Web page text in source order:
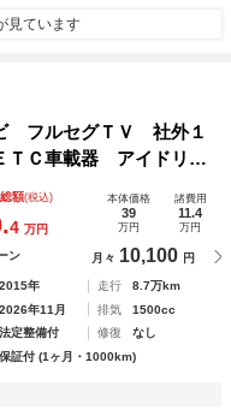
見ています
フルセグＴＶ 社外１
Ｃ車載器 アイドリン
キー Ｐスタート
額(税込)
4 万円
本体価格
39
万円
諸費用
11.4
万円
ン 月々 10,100 円
2015年 走行
8.7万km
2026年11月 排気
1500cc
法定整備付 修復
なし
保証付 (1ヶ月・1000km)